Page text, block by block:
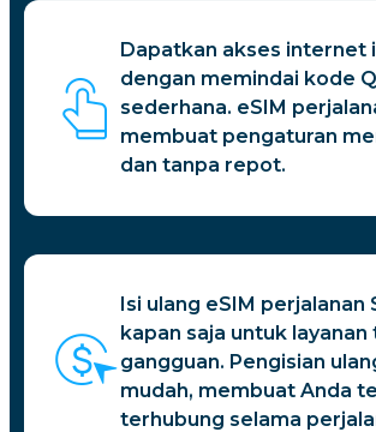
Dapatkan akses internet
dengan memindai kode
sederhana. eSIM
membuat pengaturan
dan tanpa repot.
Isi ulang eSIM perjalanan
kapan saja untuk layanan
gangguan. Pengisian
mudah, membuat Anda
terhubung selama